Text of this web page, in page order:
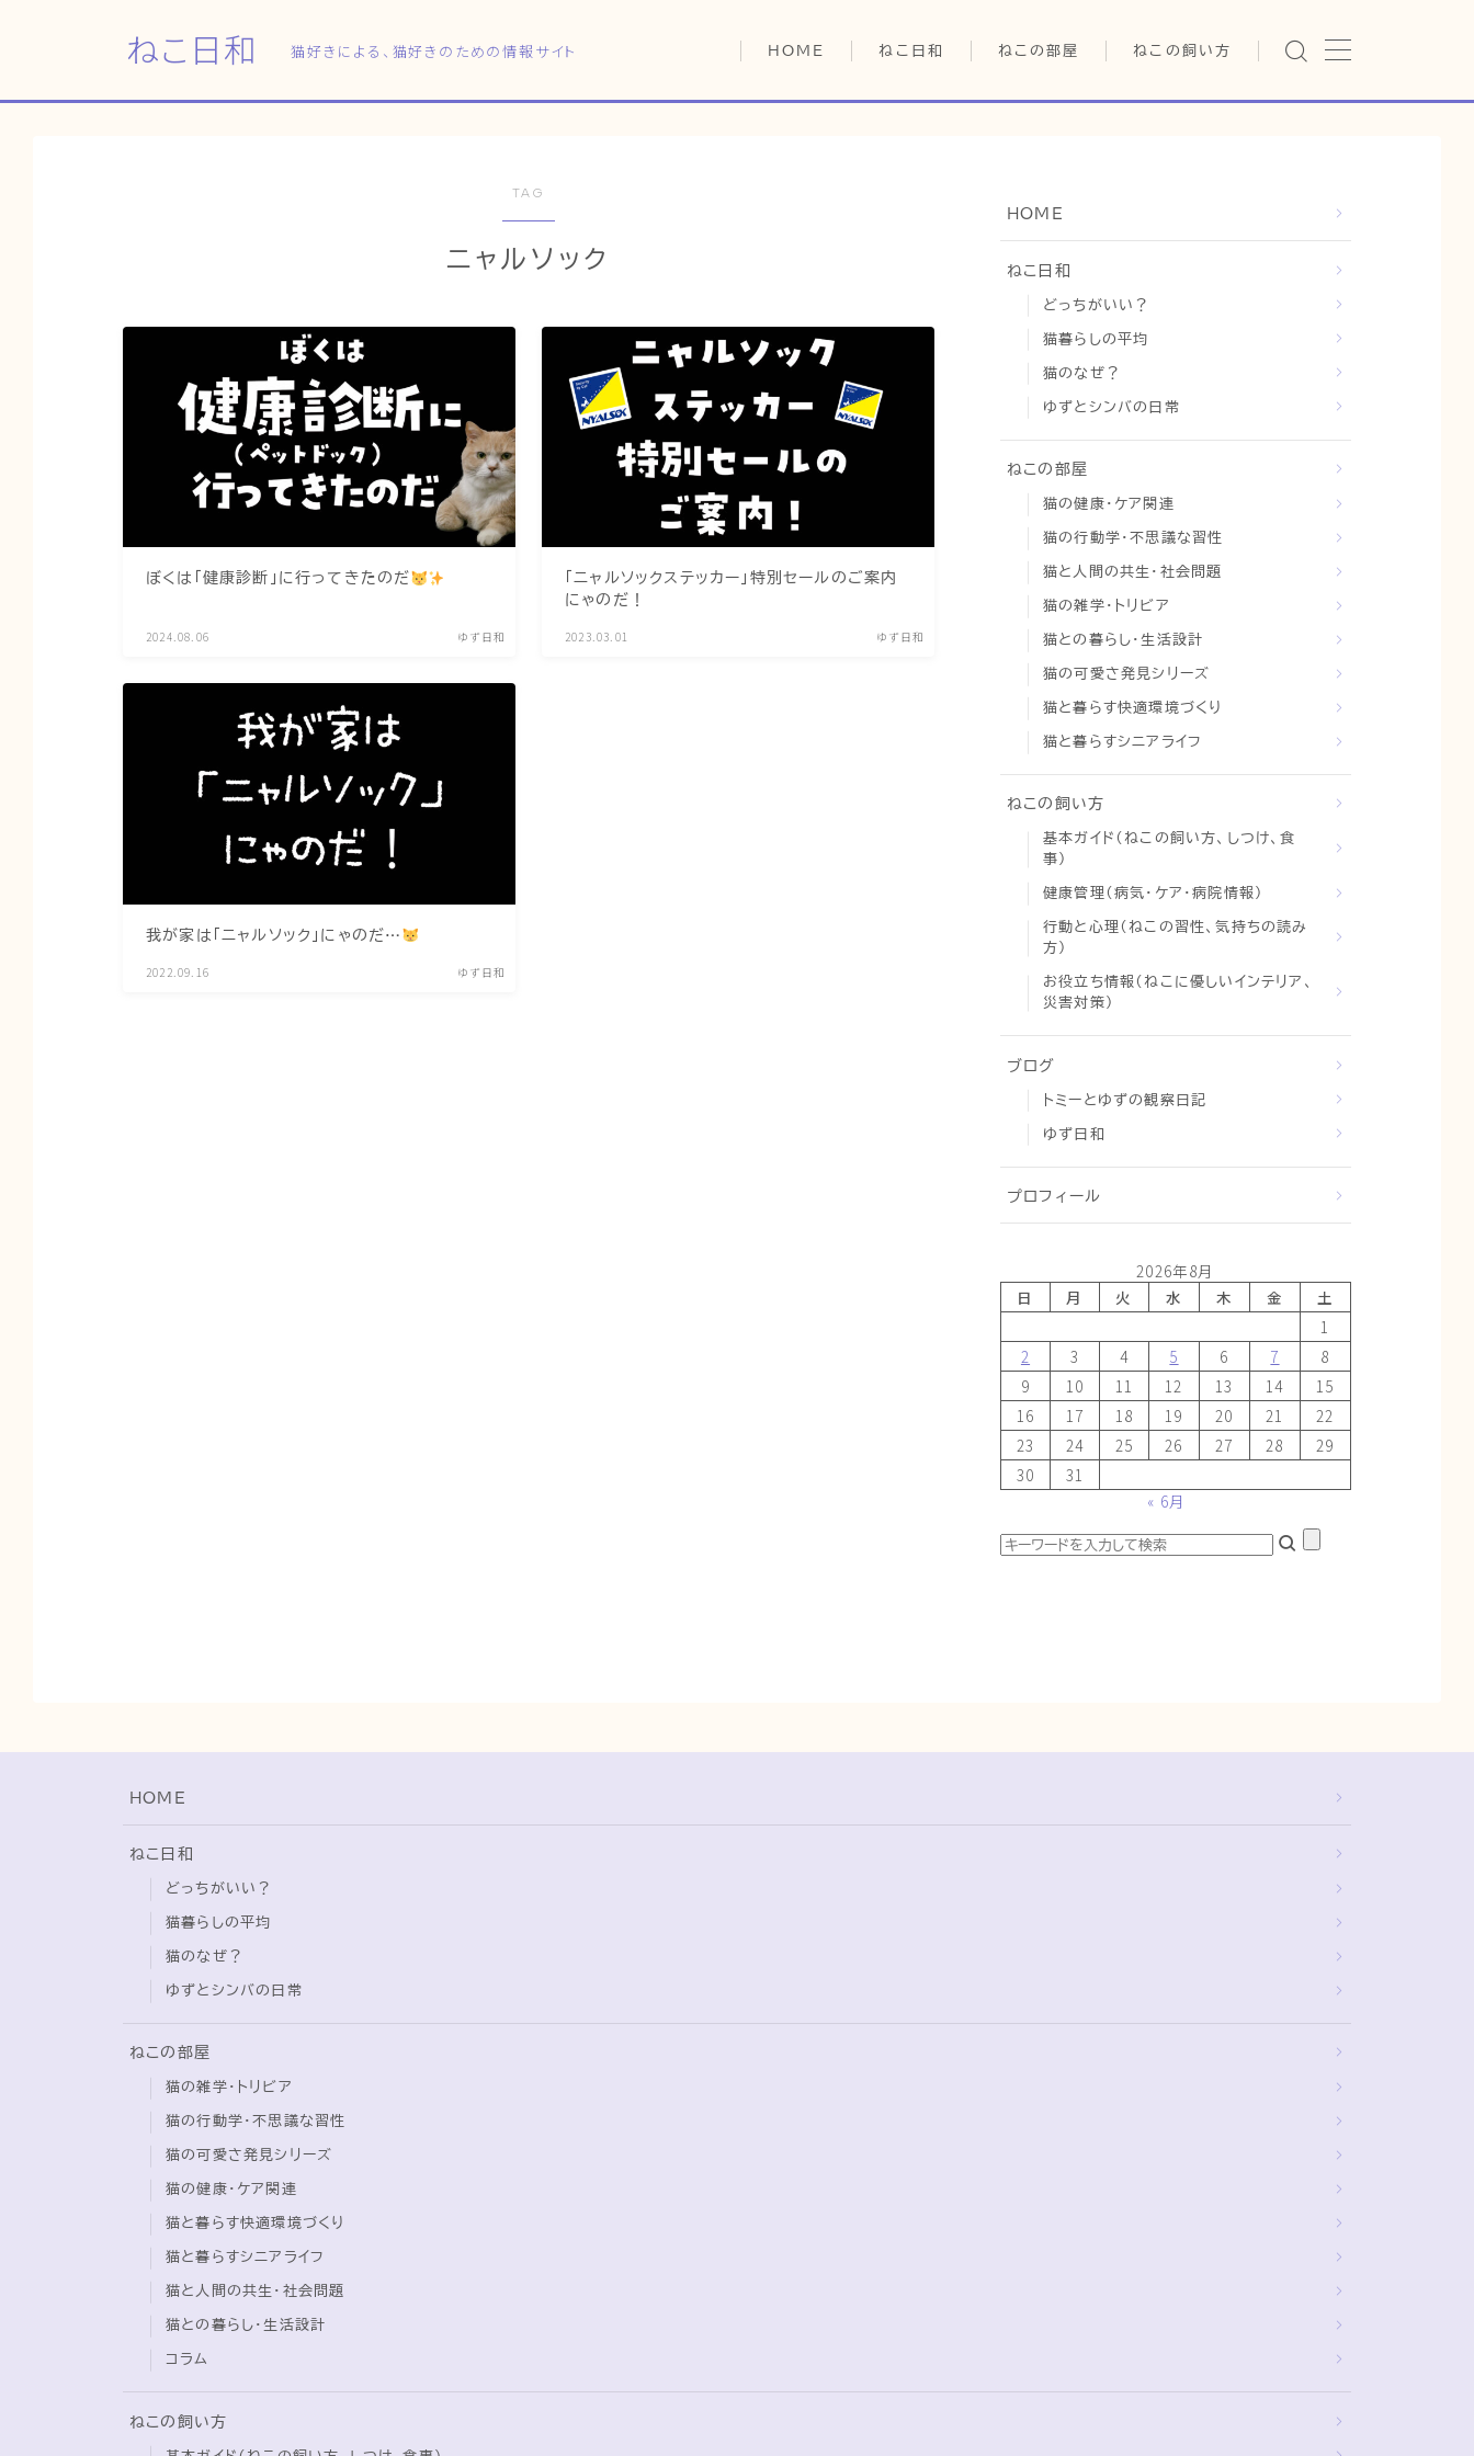
ねこ日和 猫好きによる、猫好きのための情報サイト HOME ねこ日和
どっちがいい？
ねこの部屋
猫の雑学・トリビア
猫と暮らす快適環境づくり
猫と暮らすシニアライフ
猫と人間の共生・社会問題
ねこの飼い方
基本ガイド（ねこの飼い方、し
行動と心理（ねこの習性、気
お役立ち情報（ねこに優しい
インテリア、災害対策）
グッズレビュー（キャットフー
ド、トイレ、爪とぎ）
猫暮らしの平均
猫のなぜ？
ゆずとシンバの日常
猫の健康・ケア関連
猫の行動学・不思議な習性
TAG
ニャルソック
ぼくは「健康診断」に行ってきたのだ
2024.08.06 ゆず日和
「ニャルソックステッカー」特別セールのご案内
にゃのだ！
2023.03.01 ゆず日和
我が家は「ニャルソック」にゃのだ…
2022.09.16 ゆず日和
HOME
ねこ日和
どっちがいい？
猫暮らしの平均
猫のなぜ？
ゆずとシンバの日常
ねこの部屋
猫の健康・ケア関連
猫の行動学・不思議な習性
猫と人間の共生・社会問題
猫の雑学・トリビア
猫との暮らし・生活設計
猫の可愛さ発見シリーズ
猫と暮らす快適環境づくり
猫と暮らすシニアライフ
ねこの飼い方
基本ガイド（ねこの飼い方、しつけ、食
事）
健康管理（病気・ケア・病院情報）
行動と心理（ねこの習性、気持ちの読み
方）
お役立ち情報（ねこに優しいインテリア、
災害対策）
ブログ
トミーとゆずの観察日記
ゆず日和
プロフィール
2026年8月
日
月 火 水 木 金
土
1
2
3 4 5 6 7
8
9
10 11 12 13 14
15
16
17 18 19 20 21
22
23
24 25 26 27 28
29
30
31
« 6月
HOME
ねこ日和
どっちがいい？
猫暮らしの平均
猫のなぜ？
ゆずとシンバの日常
ねこの部屋
猫の雑学・トリビア
猫の行動学・不思議な習性
猫の可愛さ発見シリーズ
猫の健康・ケア関連
猫と暮らす快適環境づくり
猫と暮らすシニアライフ
猫と人間の共生・社会問題
猫との暮らし・生活設計
コラム
ねこの飼い方